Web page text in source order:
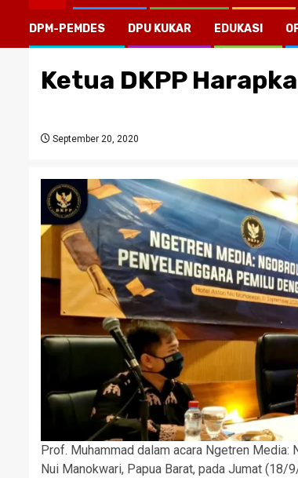
DPM-PEMDES DPU KUKAR EDUKASI
Ketua DKPP
September 20, 2020
Prof. Muhammad dalam acara Ngetren
Nui Manokwari, Papua Barat, pada Jumat (18/